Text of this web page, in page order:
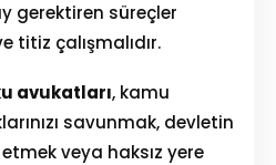
gerektiren süreçler
titiz çalışmalıdır.
avukatları, kamu
savunmak, devletin
veya haksız yere